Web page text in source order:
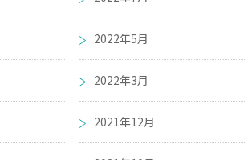
2022年5月
2022年3月
2021年12月